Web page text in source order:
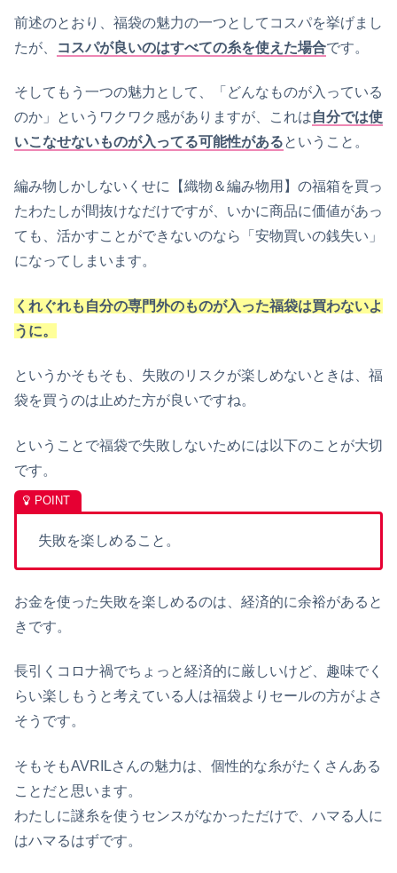
前述のとおり、福袋の魅力の一つとしてコスパを挙げまし
たが、
コスパが良いのはすべての糸を使えた場合です。
そしてもう一つの魅力として、「どんなものが入っている
のか」というワクワク感がありますが、これは自分では使
いこなせないものが入ってる可能性があるということ。
編み物しかしないくせに【織物＆編み物用】の福箱を買っ
たわたしが間抜けなだけですが、いかに商品に価値があっ
ても、活かすことができないのなら「安物買いの銭失い」
になってしまいます。
くれぐれも自分の専門外のものが入った福袋は買わないよ
うに。
というかそもそも、失敗のリスクが楽しめないときは、福
袋を買うのは止めた方が良いですね。
ということで福袋で失敗しないためには以下のことが大切
です。
失敗を楽しめること。
お金を使った失敗を楽しめるのは、経済的に余裕があると
きです。
長引くコロナ禍でちょっと経済的に厳しいけど、趣味でく
らい楽しもうと考えている人は福袋よりセールの方がよさ
そうです。
そもそもAVRILさんの魅力は、個性的な糸がたくさんある
ことだと思います。
わたしに謎糸を使うセンスがなかっただけで、ハマる人に
はハマるはずです。